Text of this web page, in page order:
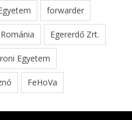
forwarder
Románia Egererdő Zrt.
Egyetem
FeHoVa